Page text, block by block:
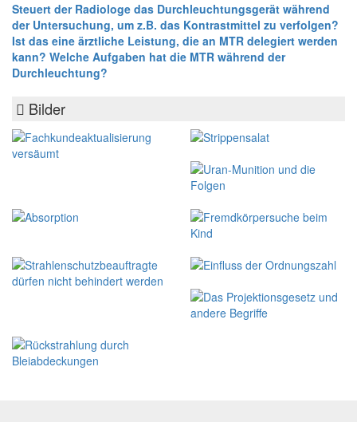
Steuert der Radiologe das Durchleuchtungsgerät während
der Untersuchung, um z.B. das Kontrastmittel zu verfolgen?
Ist das eine ärztliche Leistung, die an MTR delegiert werden
kann? Welche Aufgaben hat die MTR während der
Durchleuchtung?
Bilder